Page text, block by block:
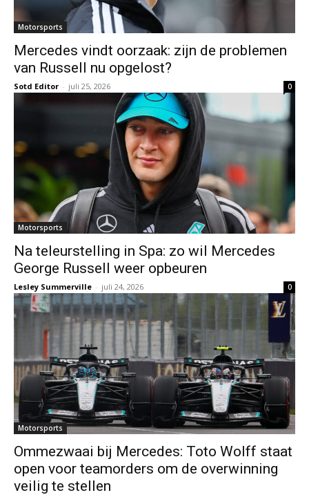
Motorsports
Mercedes vindt oorzaak: zijn de problemen
van Russell nu opgelost?
Sotd Editor - juli 25, 2026 0
Motorsports
Na teleurstelling in Spa: zo wil Mercedes
George Russell weer opbeuren
Lesley Summerville - juli 24, 2026 0
Motorsports
Ommezwaai bij Mercedes: Toto Wolff staat
open voor teamorders om de overwinning
veilig te stellen